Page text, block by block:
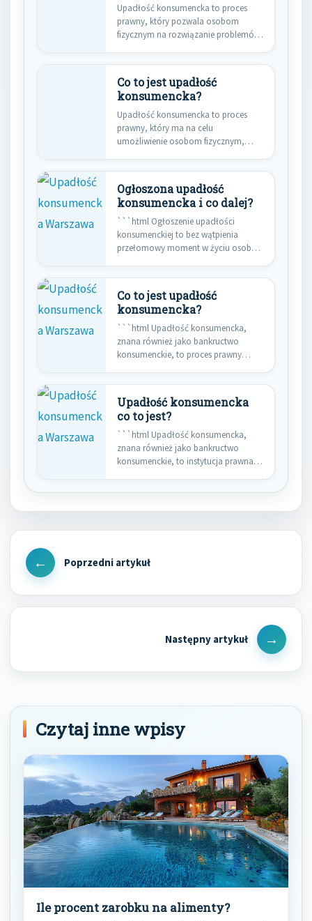
Upadłość konsumencka to proces
prawny, który pozwala osobom
fizycznym na rozwiązanie problemów
Co to jest upadłość
konsumencka?
Upadłość konsumencka to proces
prawny, który ma na celu
umożliwienie osobom fizycznym,
Ogłoszona upadłość
konsumencka i co dalej?
```html Ogłoszenie upadłości
konsumenckiej to bez wątpienia
przełomowy moment w życiu osoby
Co to jest upadłość
konsumencka?
```html Upadłość konsumencka,
znana również jako bankructwo
konsumenckie, to proces prawny
Upadłość konsumencka
co to jest?
```html Upadłość konsumencka,
znana również jako bankructwo
konsumenckie, to instytucja prawna
Nawigacja
wpisu
Previous
Next
Post
Czytaj inne wpisy
Ile procent zarobku na alimenty?